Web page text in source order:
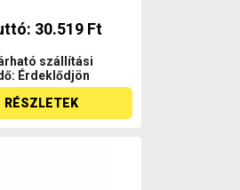
30.519 Ft
szállítási
Érdeklődjön
RÉSZLETEK